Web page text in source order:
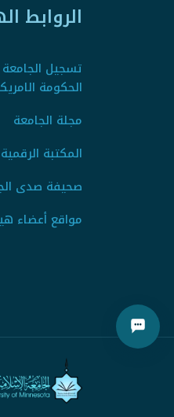
الروابط
تسجيل
الحكومة
مجلة الجامعة
المكتبة الرقمية
صحيفة صدى
مواقع أعضاء